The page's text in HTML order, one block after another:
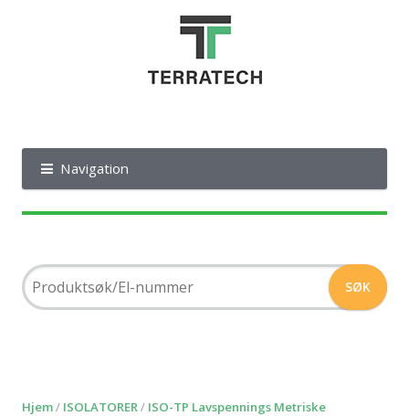
Navigation
Hjem/ ISOLATORER/ ISO-TP Lavspennings Metriske